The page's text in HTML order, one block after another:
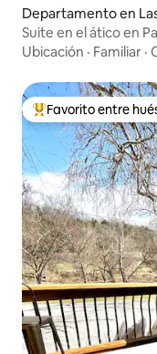
Departamento en
Suite en el ático en
Ubicación · Familiar ·
De los mejores en
Favorito entre